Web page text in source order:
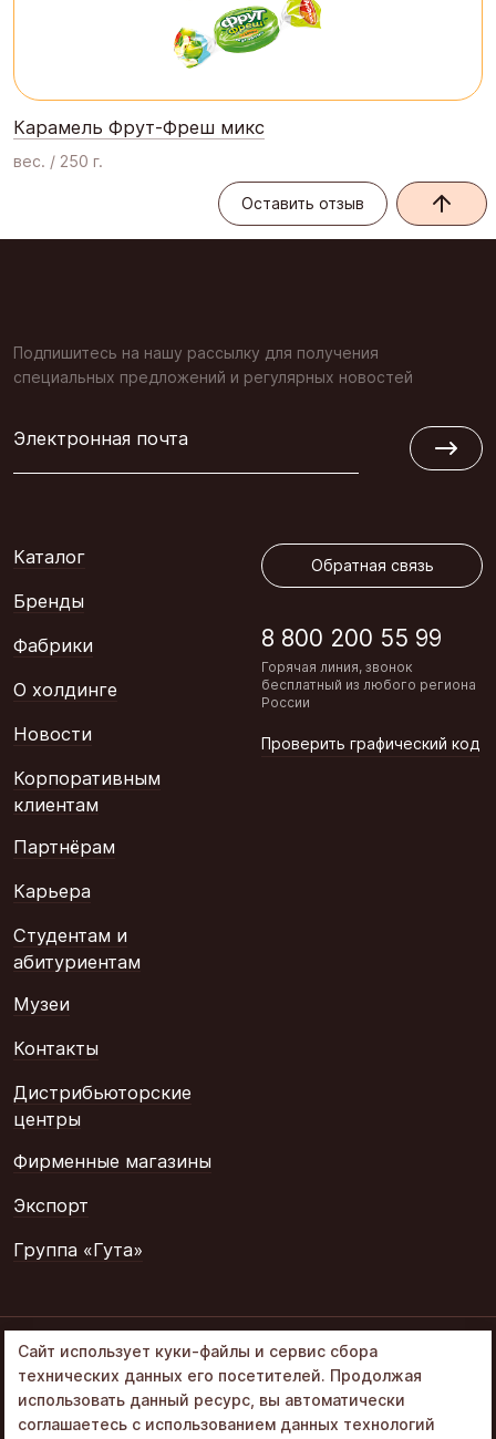
Карамель Фрут-Фреш микс
вес. / 250 г.
Оставить отзыв
Подпишитесь на нашу рассылку для получения
специальных предложений и регулярных новостей
Электронная почта
Каталог
Бренды
Фабрики
О холдинге
Новости
Корпоративным
клиентам
Партнёрам
Карьера
Студентам и
абитуриентам
Музеи
Контакты
Дистрибьюторские
центры
Фирменные магазины
Экспорт
Группа «Гута»
Обратная связь
8 800 200 55 99
Горячая линия, звонок
бесплатный из любого региона
России
Проверить графический код
© 2002–2026
«Объединенные
кондитеры» в составе
Сайт использует куки-файлы и сервис сбора
технических данных его посетителей. Продолжая
использовать данный ресурс, вы автоматически
соглашаетесь с использованием данных технологий